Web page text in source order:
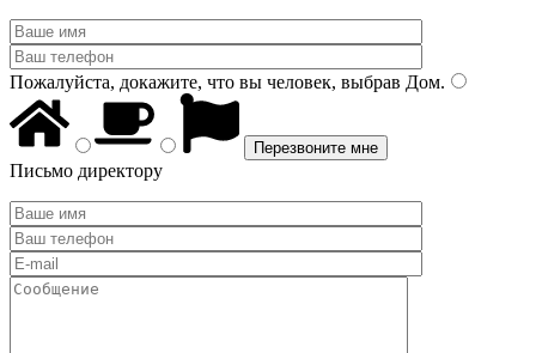
Пожалуйста, докажите, что вы человек, выбрав Дом.
Письмо директору